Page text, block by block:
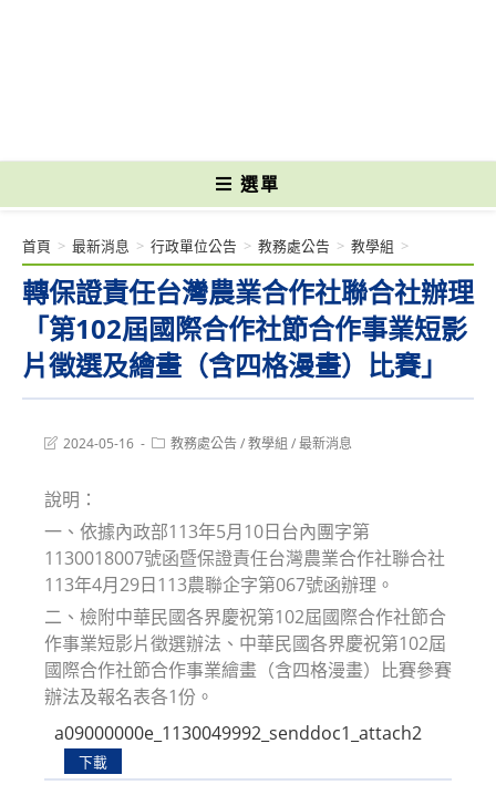
選單
轉保證責任台灣農業合作社聯合社辦理
「第102屆國際合作社節合作事業短影
片徵選及繪畫（含四格漫畫）比賽」
首頁 > 最新消息 > 行政單位公告 > 教務處公告 > 教學組 >
Post2024-05-16
Post教務處公告/教學組 /最新消息
說明：
一、依據內政部113年5月10日台內團字第
1130018007號函暨保證責任台灣農業合作社聯合社
113年4月29日113農聯企字第067號函辦理。
二、檢附中華民國各界慶祝第102屆國際合作社節合
作事業短影片徵選辦法、中華民國各界慶祝第102屆
國際合作社節合作事業繪畫（含四格漫畫）比賽參賽
辦法及報名表各1份。
a09000000e_1130049992_senddoc1_attach2
下載